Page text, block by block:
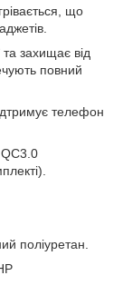
що
захищає від
повний
телефон
поліуретан.